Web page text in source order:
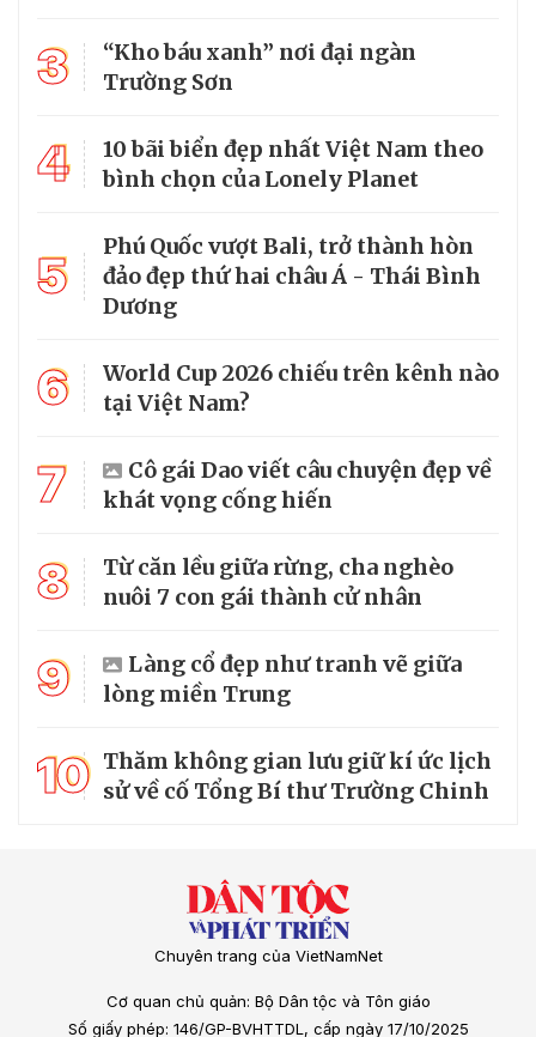
3
“Kho báu xanh” nơi đại ngàn
Trường Sơn
4
10 bãi biển đẹp nhất Việt Nam theo
bình chọn của Lonely Planet
5
Phú Quốc vượt Bali, trở thành hòn
đảo đẹp thứ hai châu Á - Thái Bình
Dương
6
World Cup 2026 chiếu trên kênh nào
tại Việt Nam?
7
Cô gái Dao viết câu chuyện đẹp về
khát vọng cống hiến
8
Từ căn lều giữa rừng, cha nghèo
nuôi 7 con gái thành cử nhân
9
Làng cổ đẹp như tranh vẽ giữa
lòng miền Trung
10 Thăm không gian lưu giữ kí ức lịch
sử về cố Tổng Bí thư Trường Chinh
Chuyên trang của VietNamNet
Cơ quan chủ quản: Bộ Dân tộc và Tôn giáo
Số giấy phép: 146/GP-BVHTTDL, cấp ngày 17/10/2025